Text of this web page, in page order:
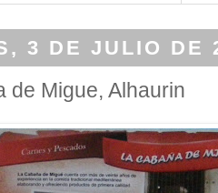
3 DE JULIO DE
de Migue, Alhaurin